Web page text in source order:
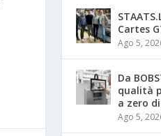
Cartes
Ago 5,
Da
qualità
a zero
Ago 5,